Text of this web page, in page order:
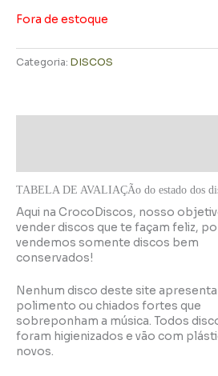
Fora de estoque
Categoria: DISCOS
TABELA DE AVALIAÇÃo do estado dos
Aqui na CrocoDiscos, nosso
vender discos que te façam feliz,
vendemos somente discos bem
conservados!
Nenhum disco deste site
polimento ou chiados fortes que
sobreponham a música. Todos
foram higienizados e vão com
novos.